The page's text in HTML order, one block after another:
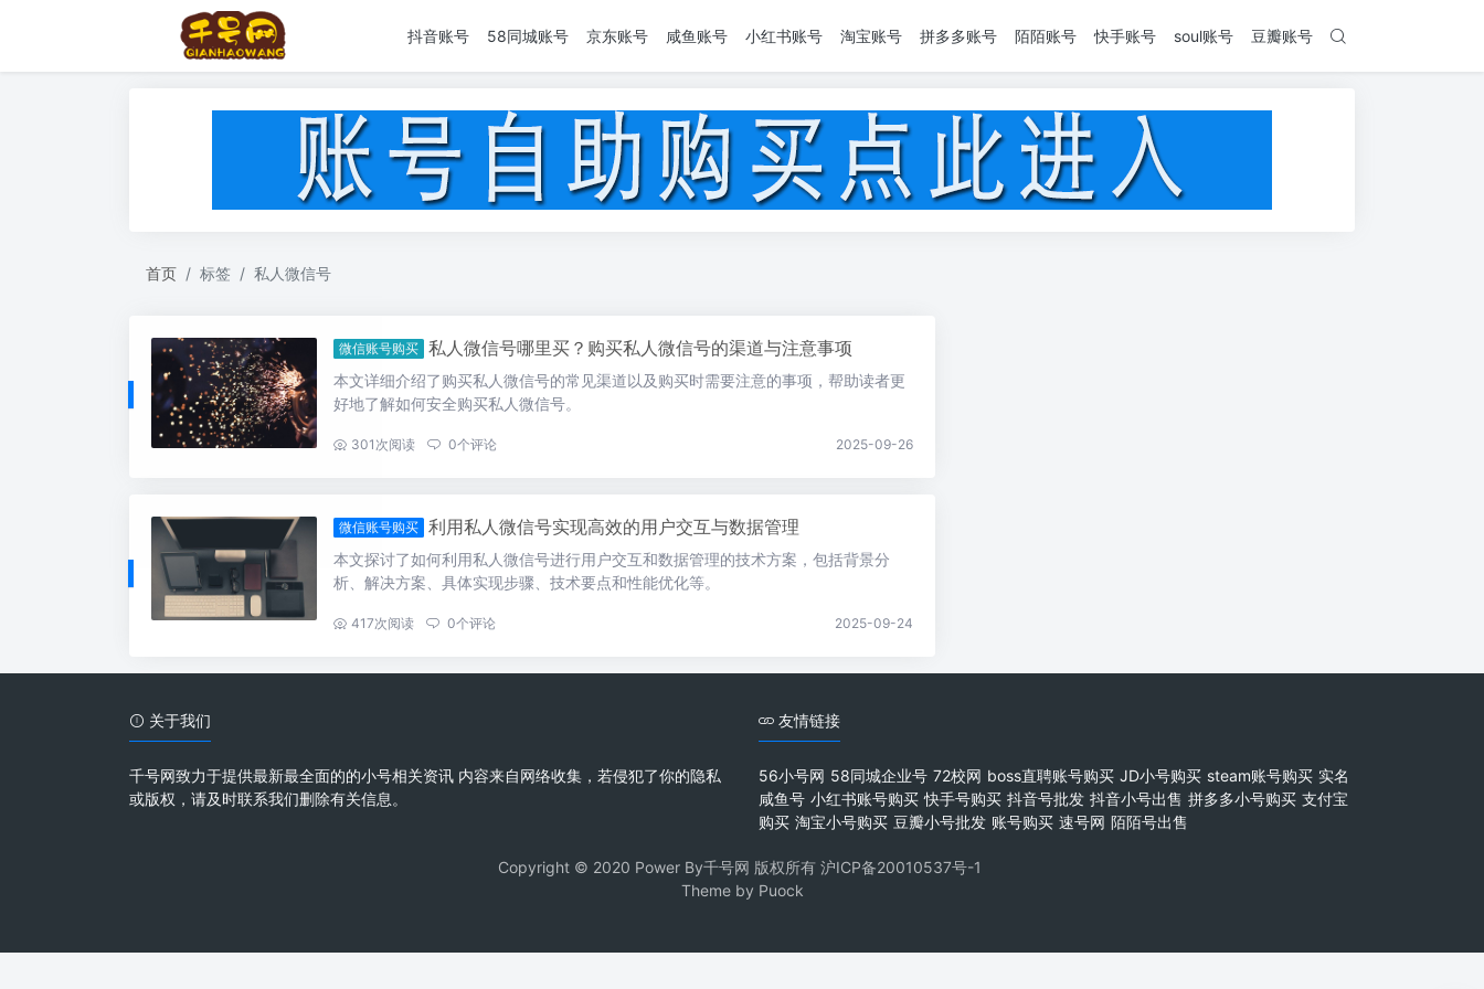
抖音账号 58同城账号 京东账号 咸鱼账号 小红书账号 淘宝账号 拼多多账号 陌陌账号 快手账号 soul账号 豆瓣账号
首页 标签 私人微信号
微信账号购买 私人微信号哪里买？购买私人微信号的渠道与注意事项
本文详细介绍了购买私人微信号的常见渠道以及购买时需要注意的事项，帮助读者更
好地了解如何安全购买私人微信号。
... 301 次阅读 0个评论 2025-09-26
微信账号购买 利用私人微信号实现高效的用户交互与数据管理
本文探讨了如何利用私人微信号进行用户交互和数据管理的技术方案，包括背景分
析、解决方案、具体实现步骤、技术要点和性能优化等。
... 417次阅读 0个评论 2025-09-24
关于我们
千号网致力于提供最新最全面的的小号相关资讯 内容来自网络收集，若侵犯了你的隐私
或版权，请及时联系我们删除有关信息。
友情链接
56小号网 58同城企业号 72校网 boss直聘账号购买 JD小号购买 steam账号购买 实名
咸鱼号 小红书账号购买 快手号购买 抖音号批发 抖音小号出售 拼多多小号购买 支付宝
购买 淘宝小号购买 豆瓣小号批发 账号购买 速号网 陌陌号出售
Copyright © 2020 Power By千号网 版权所有 沪ICP备20010537号-1
Theme by Puock